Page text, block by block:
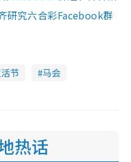
研究六合彩Facebook群
节
马会
热话